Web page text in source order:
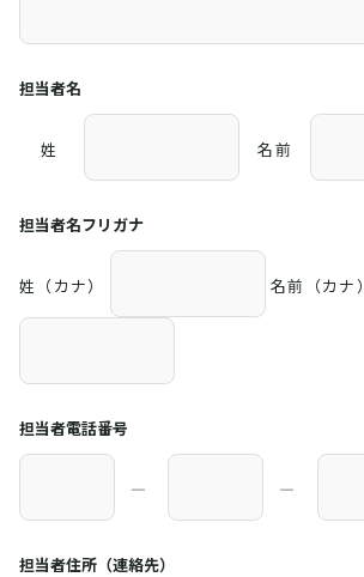
担当者名
姓 名前
担当者名フリガナ
姓（カナ） 名前（カナ）
担当者電話番号
― ―
担当者住所（連絡先）